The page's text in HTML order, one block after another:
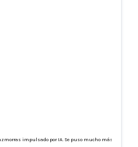
impulsado por IA. Se puso mucho más oscuro